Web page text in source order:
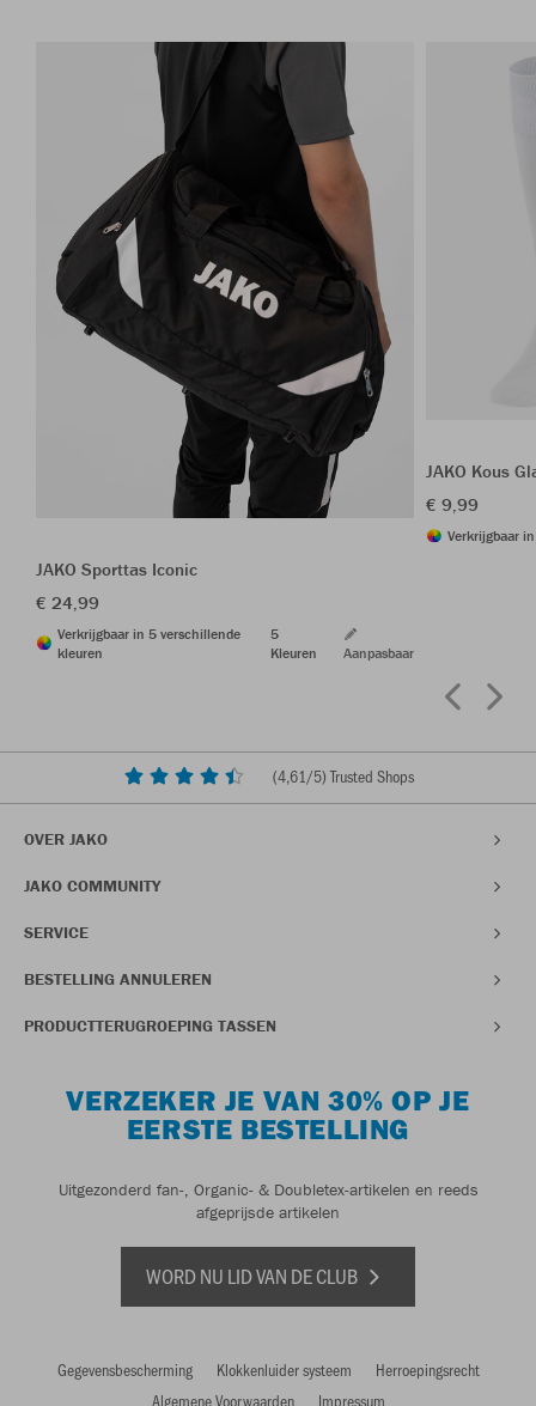
JAKO Sporttas Iconic
€ 24,99
Verkrijgbaar in 5 verschillende
kleuren
5
Kleuren
Aanpasbaar
JAKO Kous
€ 9,99
Verkrijgbaar
(4,61/5) Trusted Shops
OVER JAKO
JAKO COMMUNITY
SERVICE
BESTELLING ANNULEREN
PRODUCTTERUGROEPING TASSEN
VERZEKER JE VAN 30% OP JE
EERSTE BESTELLING
Uitgezonderd fan-, Organic- & Doubletex-artikelen en reeds
afgeprijsde artikelen
WORD NU LID VAN DE CLUB
Gegevensbescherming Klokkenluider systeem
Herroepingsrecht
Algemene Voorwaarden
Impressum